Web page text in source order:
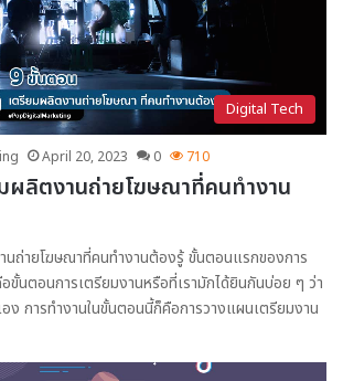
Digital Tech
April 20, 2023 0 710
ผลิตงานถ่ายโฆษณาที่คนทำงาน
ถ่ายโฆษณาที่คนทำงานต้องรู้ ขั้นตอนแรกของการ
นตอนการเตรียมงานหรือที่เรามักได้ยินกันบ่อย ๆ ว่า
การทำงานในขั้นตอนนี้ก็คือการวางแผนเตรียมงาน